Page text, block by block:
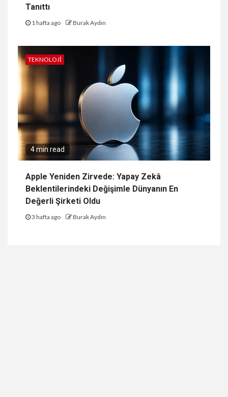
Tanıttı
1 hafta ago Burak Aydın
TEKNOLOJI
4 min read
Apple Yeniden Zirvede: Yapay Zekâ
Beklentilerindeki Değişimle Dünyanın En
Değerli Şirketi Oldu
3 hafta ago Burak Aydın